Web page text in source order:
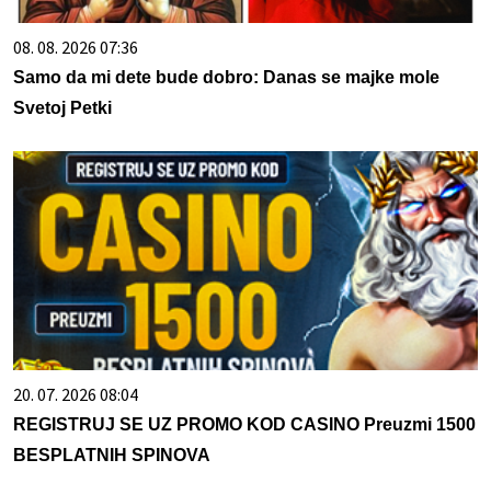
08. 08. 2026 07:36
Samo da mi dete bude dobro: Danas se majke mole
Svetoj Petki
20. 07. 2026 08:04
REGISTRUJ SE UZ PROMO KOD CASINO Preuzmi 1500
BESPLATNIH SPINOVA